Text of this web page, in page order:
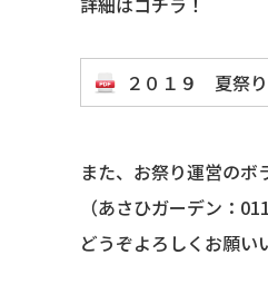
２０１９ 夏祭り
また、お祭り運営のボ
（あさひガーデン：
どうぞよろしくお願い